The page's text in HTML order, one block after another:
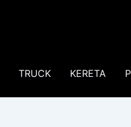
TRUCK KERETA